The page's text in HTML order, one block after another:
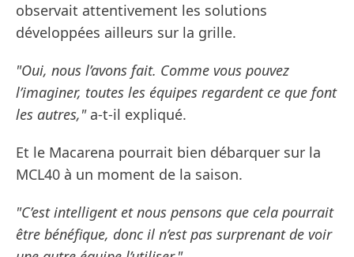
observait attentivement les solutions
développées ailleurs sur la grille.
"Oui, nous l’avons fait. Comme vous pouvez
l’imaginer, toutes les équipes regardent ce que font
les autres,"a-t-il expliqué.
Et le Macarena pourrait bien débarquer sur la
MCL40 à un moment de la saison.
"C’est intelligent et nous pensons que cela pourrait
être bénéfique, donc il n’est pas surprenant de voir